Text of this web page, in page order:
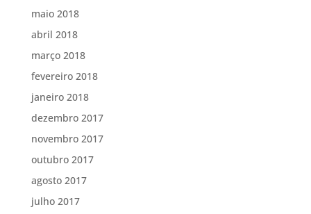
maio 2018
abril 2018
março 2018
fevereiro 2018
janeiro 2018
dezembro 2017
novembro 2017
outubro 2017
agosto 2017
julho 2017